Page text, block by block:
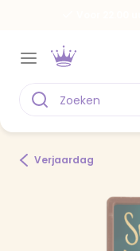
Verjaardag